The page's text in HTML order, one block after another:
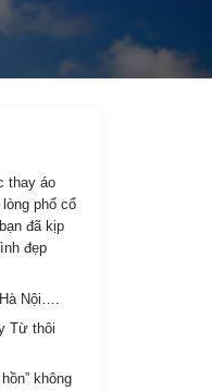
thay áo
phố cổ
đã kịp
đẹp
Nội….
Từ thôi
không